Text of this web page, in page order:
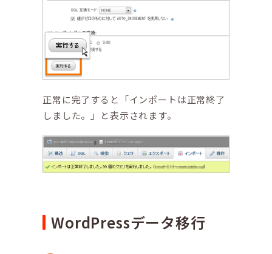
正常に完了すると「インポートは正常終了
しました。」と表示されます。
WordPressデータ移行